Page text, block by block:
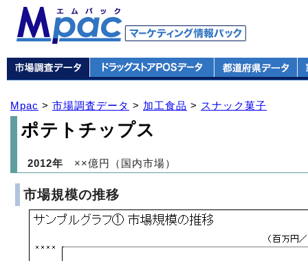
Mpac > 市場調査データ > 加工食品 > スナック菓子
ポテトチップス
2012年 ××億円（国内市場）
市場規模の推移